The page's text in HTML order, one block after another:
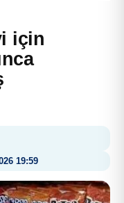
için
19:59